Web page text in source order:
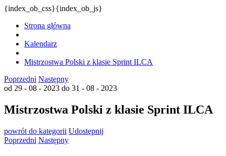
{index_ob_css}{index_ob_js}
Strona główna
Kalendarz
Mistrzostwa Polski z klasie Sprint ILCA
Poprzedni Następny
od 29 - 08 - 2023 do 31 - 08 - 2023
Mistrzostwa Polski z klasie Sprint ILCA
powrót do kategorii Udostępnij
Poprzedni Następny